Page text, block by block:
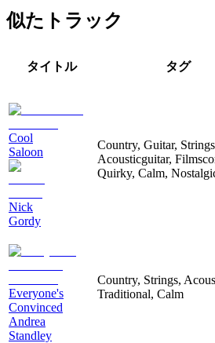
似たトラック
タイトル タグ
Cool
Saloon
Nick
Gordy
Country, Guitar,
Acousticguitar,
Quirky, Calm,
Everyone's
Convinced
Andrea
Standley
Country, Strings,
Traditional, Calm